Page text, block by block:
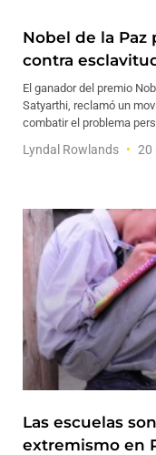
Nobel de la Paz
contra
El ganador del premio
Satyarthi, reclamó un
combatir el problema
Lyndal Rowlands 20
Las escuelas
extremismo en